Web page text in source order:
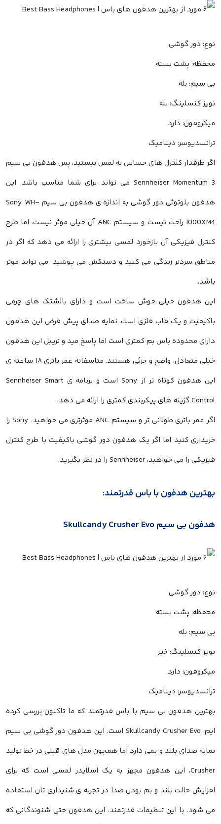
نوع: دور گوشی
محفظه: پشت بسته
بی سیم: بله
نویز کنسلینگ: بله
میکروفون: دارد
ترانسدیوسر: دینامیک
اگر طرفدار کنترل های حساس به لمس نیستید، پس هدفون بی سیم
Sennheiser Momentum 3 می تواند برای شما مناسب باشد. این
هدفون بلوتوثی دور گوشی به اندازه ی هدفون بی سیم Sony WH-
1000XM4 راحت نیست و سیستم ANC آن خیلی موثر نیست، اما طرح
کنترل فیزیکی آن بازخورد لمسی بیشتری را ارائه می دهد که اگر در
مناطق سردتر زندگی می کنید و دستکش می پوشید، می تواند موثر
باشد.
این هدفون خیلی خوش ساخت است و دارای بالشتک های چرمی
باکیفیت و یک قاب فلزی است. نمایه صدای پیش فرض این هدفون
دارای محدوده باس بم کمتری است اما پاسخ مید و تریبل این هدفون
خیلی متعادل، واضح و جزئی هستند. متاسفانه عمر باتری ۱۸ ساعته ی
این هدفون کوتاه تر از Sony است و برنامه ی Sennheiser Smart
Control گزینه های پیکربندی کمتری را ارائه می دهد.
اگر عمر باتری طولانی تر و سیستم ANC موثرتری می خواهید، Sony را
خریداری کنید اما اگر یک هدفون دور گوشی باکیفیت با طرح کنترل
فیزیکی را می خواهید، Sennheiser را در نظر بگیرید.
بهترین هدفون با باس قدرتمند:
هدفون بی سیم Skullcandy Crusher Evo
نوع: دور گوشی
محفظه: پشت بسته
بی سیم: بله
نویز کنسلینگ: خیر
میکروفون: دارد
ترانسدیوسر: دینامیک
بهترین هدفون بی سیم با باس قدرتمند که ما تاکنون بررسی کرده
ایم، Skullcandy Crusher Evo است. این هدفون دور گوشی بی سیم
نمایه صدای بلند و بمی دارد اما همچون مدل های قبلی در خط تولید
Crusher، این هدفون مجهز به یک اسلایدر لمسی است که برای
افزایش حالت بلند و بم بودن صدا در تجربه ی شنیداری تان استفاده
می شود. با این تنظیمات قدرتمند، این هدفون حتی شنوندگانی که